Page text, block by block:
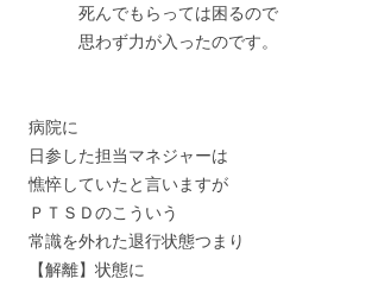
死んでもらっては困るので
思わず力が入ったのです。
病院に
日参した担当マネジャーは
憔悴していたと言いますが
ＰＴＳＤのこういう
常識を外れた退行状態つまり
【解離】状態に